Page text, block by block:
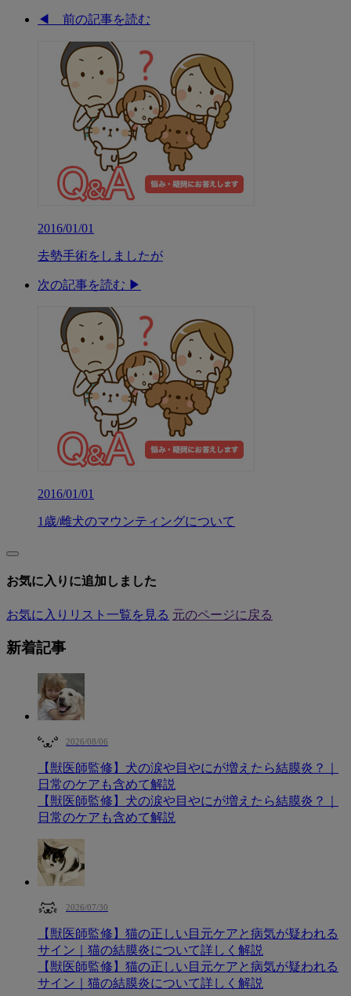
◀︎ 前の記事を読む
2016/01/01
去勢手術をしましたが
次の記事を読む ▶︎
2016/01/01
1歳/雌犬のマウンティングについて
お気に入りに追加しました
お気に入りリスト一覧を見る 元のページに戻る
新着記事
2026/08/06
【獣医師監修】犬の涙や目やにが増えたら結膜炎？｜
日常のケアも含めて解説
【獣医師監修】犬の涙や目やにが増えたら結膜炎？｜
日常のケアも含めて解説
2026/07/30
【獣医師監修】猫の正しい目元ケアと病気が疑われる
サイン｜猫の結膜炎について詳しく解説
【獣医師監修】猫の正しい目元ケアと病気が疑われる
サイン｜猫の結膜炎について詳しく解説